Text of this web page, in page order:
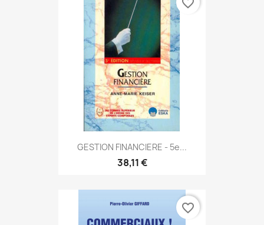
GESTION FINANCIERE - 5e...
38,11 €
favorite_border